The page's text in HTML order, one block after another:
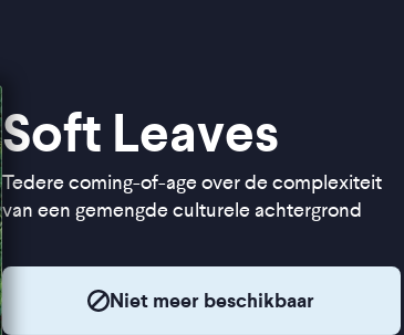
Soft Leaves
Tedere coming-of-age over de complexiteit
van een gemengde culturele achtergrond
Niet meer beschikbaar